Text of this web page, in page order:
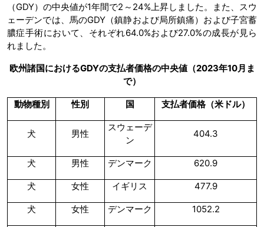
（GDY）の中央値が1年間で2～24%上昇しました。また、スウ
ェーデンでは、馬のGDY（鎮静および局所鎮痛）および子宮蓄
膿症手術において、それぞれ64.0%および27.0%の成長が見ら
れました。
欧州諸国におけるGDYの支払者価格の中央値（2023年10月ま
で）
動物種別 性別 国 支払者価格（米ドル）
犬 男性
スウェーデ
ン
404.3
犬 男性 デンマーク 620.9
犬 女性 イギリス 477.9
犬 女性 デンマーク 1052.2